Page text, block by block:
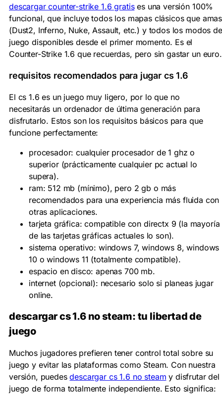
descargar counter-strike 1.6 gratises una versión 100%
funcional, que incluye todos los mapas clásicos que amas
(Dust2, Inferno, Nuke, Assault, etc.) y todos los modos de
juego disponibles desde el primer momento. Es el
Counter-Strike 1.6 que recuerdas, pero sin gastar un euro.
requisitos recomendados para jugar cs 1.6
El cs 1.6 es un juego muy ligero, por lo que no
necesitarás un ordenador de última generación para
disfrutarlo. Estos son los requisitos básicos para que
funcione perfectamente:
procesador: cualquier procesador de 1 ghz o
superior (prácticamente cualquier pc actual lo
supera).
ram: 512 mb (mínimo), pero 2 gb o más
recomendados para una experiencia más fluida con
otras aplicaciones.
tarjeta gráfica: compatible con directx 9 (la mayoría
de las tarjetas gráficas actuales lo son).
sistema operativo: windows 7, windows 8, windows
10 o windows 11 (totalmente compatible).
espacio en disco: apenas 700 mb.
internet (opcional): necesario solo si planeas jugar
online.
descargar cs 1.6 no steam: tu libertad de
juego
Muchos jugadores prefieren tener control total sobre su
juego y evitar las plataformas como Steam. Con nuestra
versión, puedesdescargar cs 1.6 no steam y disfrutar del
juego de forma totalmente independiente. Esto significa: